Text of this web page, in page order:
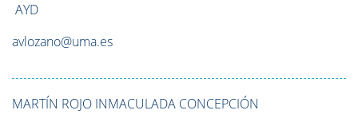
AYD
avlozano@uma.es
MARTÍN ROJO INMACULADA CONCEPCIÓN